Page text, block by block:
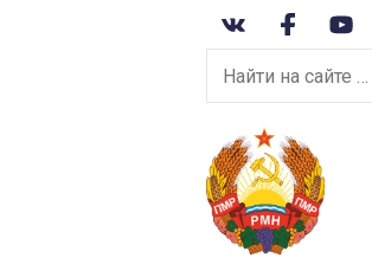
Найти
на
сайте: